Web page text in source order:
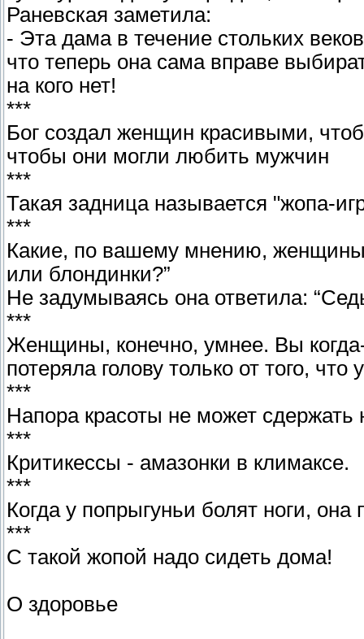
Раневская заметила:
- Эта дама в течение стольких
что теперь она сама вправе
на кого нет!
***
Бог создал женщин красивыми,
чтобы они могли любить мужчин
***
Такая задница называется "жопа-
***
Какие, по вашему мнению,
или блондинки?”
Не задумываясь она ответила:
***
Женщины, конечно, умнее. Вы
потеряла голову только от того,
***
Напора красоты не может
***
Критикессы - амазонки в климаксе.
***
Когда у попрыгуньи болят ноги, она
***
С такой жопой надо сидеть дома!
О здоровье